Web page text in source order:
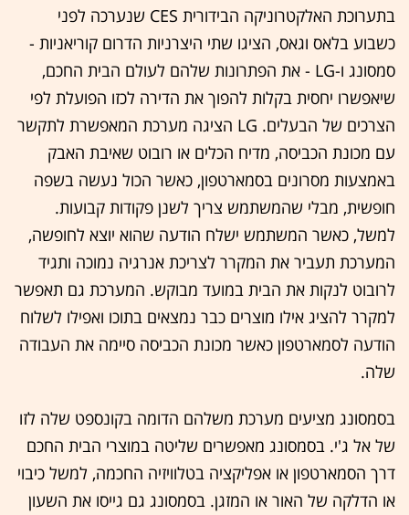
בתערוכת האלקטרוניקה הבידורית CES שנערכה לפני
כשבוע בלאס וגאס, הציגו שתי היצרניות הדרום קוריאניות -
סמסונג ו-LG - את הפתרונות שלהם לעולם הבית החכם,
שיאפשרו יחסית בקלות להפוך את הדירה לכזו הפועלת לפי
הצרכים של הבעלים. LG הציגה מערכת המאפשרת לתקשר
עם מכונת הכביסה, מדיח הכלים או רובוט שאיבת האבק
באמצעות מסרונים בסמארטפון, כאשר הכול נעשה בשפה
חופשית, מבלי שהמשתמש צריך לשנן פקודות קבועות.
למשל, כאשר המשתמש ישלח הודעה שהוא יוצא לחופשה,
המערכת תעביר את המקרר לצריכת אנרגיה נמוכה ותגיד
לרובוט לנקות את הבית במועד מבוקש. המערכת גם תאפשר
למקרר להציג אילו מוצרים כבר נמצאים בתוכו ואפילו לשלוח
הודעה לסמארטפון כאשר מכונת הכביסה סיימה את העבודה
שלה.
בסמסונג מציעים מערכת משלהם הדומה בקונספט שלה לזו
של אל ג'י. בסמסונג מאפשרים שליטה במוצרי הבית החכם
דרך הסמארטפון או אפליקציה בטלוויזיה החכמה, למשל כיבוי
או הדלקה של האור או המזגן. בסמסונג גם גייסו את השעון